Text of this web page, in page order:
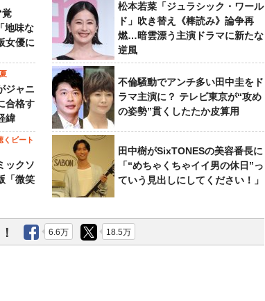
覚
地味な
女優に
松本若菜「ジュラシック・ワール
ド」吹き替え《棒読み》論争再
燃…暗雲漂う主演ドラマに新たな
逆風
ジャニ
合格す
緯
不倫騒動でアンチ多い田中圭をド
ラマ主演に？ テレビ東京が“攻め
の姿勢”貫くしたたか皮算用
くビート
ックソ
「微笑
田中樹がSixTONESの美容番長に
「“めちゃくちゃイイ男の休日”っ
ていう見出しにしてください！」
6.6万 18.5万